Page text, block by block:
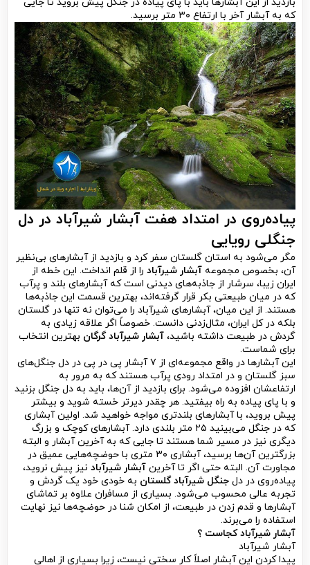
که به آبشار آخر با ارتفاع ۳۰ متر برسید.
پیاده‌روی در امتداد هفت آبشار شیرآباد در دل
جنگلی رویایی
مگر می‌شود به استان گلستان سفر کرد و بازدید از آبشارهای بی‌نظیر
آن، بخصوص مجموعه آبشار شیرآباد را از قلم انداخت. این خطه از
ایران زیبا، سرشار از جاذبه‌های دیدنی است که آبشارهای بلند و پرآب
که در میان طبیعتی بکر قرار گرفته‌اند، بهترین قسمت این جاذبه‌ها
هستند. از این میان، آبشارهای شیرآباد را می‌توان نه تنها در گلستان
بلکه در کل ایران، مثال‌زدنی دانست. خصوصاً اگر علاقه زیادی به
گردش در طبیعت داشته باشید، آبشار شیرآباد گرگان بهترین انتخاب
برای شماست.
این آبشارها در واقع مجموعه‌ای از ۷ آبشار پی در پی در دل جنگل‌های
سبز گلستان و در امتداد رودی پرآب هستند که به مرور به
ارتفاعشان افزوده می‌شود. برای بازدید از آن‌ها، باید به دل جنگل بزنید
و با پای پیاده به راه بیفتید. هر چقدر دیرتر خسته شوید و بیشتر
پیش بروید، با آبشارهای بلندتری مواجه خواهید شد. اولین آبشاری
که در جنگل می‌بینید ۲۵ متر بلندی دارد. آبشارهای کوچک و بزرگ
دیگری نیز در مسیر شما هستند تا جایی که به آخرین آبشار و البته
بزرگترین آن‌ها برسید، آبشاری ۳۰ متری با حوضچه‌هایی عمیق در
مجاورت آن. البته حتی اگر تا آخرین آبشار شیرآباد نیز پیش نروید،
پیاده‌روی در دل جنگل شیرآباد گلستان به خودی خود یک گردش و
تجربه عالی محسوب می‌شود. بسیاری از مسافران علاوه بر تماشای
آبشارها و قدم زدن در طبیعت، از امکان شنا در حوضچه‌ها نیز نهایت
استفاده را می‌برند.
آبشار شیرآباد کجاست ؟
آبشار شیرآباد
پیدا کردن این آبشار اصلاً کار سختی نیست، زیرا بسیاری از اهالی